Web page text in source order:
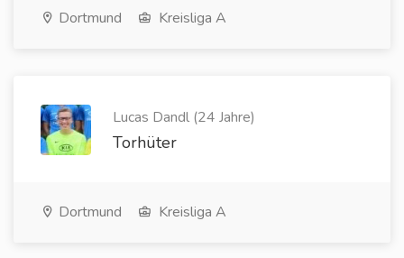
Dortmund Kreisliga A
Lucas Dandl (24 Jahre)
Torhüter
Dortmund Kreisliga A